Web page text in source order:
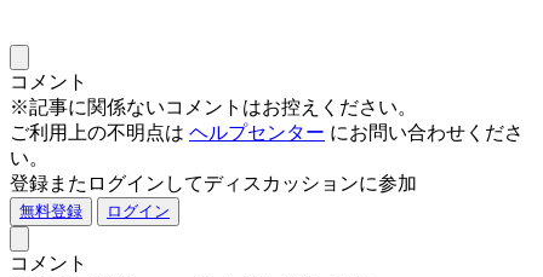
コメント
※記事に関係ないコメントはお控えください。
ご利用上の不明点は ヘルプセンター にお問い合わせくださ
い。
登録またログインしてディスカッションに参加
無料登録 ログイン
コメント